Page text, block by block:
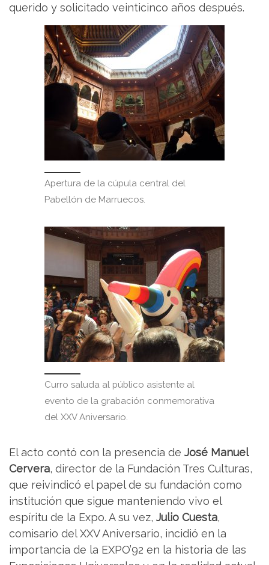
querido y solicitado veinticinco años después.
Apertura de la cúpula central del
Pabellón de Marruecos.
Curro saluda al público asistente al
evento de la grabación conmemorativa
del XXV Aniversario.
El acto contó con la presencia de José Manuel
Cervera, director de la Fundación Tres Culturas,
que reivindicó el papel de su fundación como
institución que sigue manteniendo vivo el
espíritu de la Expo. A su vez, Julio Cuesta,
comisario del XXV Aniversario, incidió en la
importancia de la EXPO’92 en la historia de las